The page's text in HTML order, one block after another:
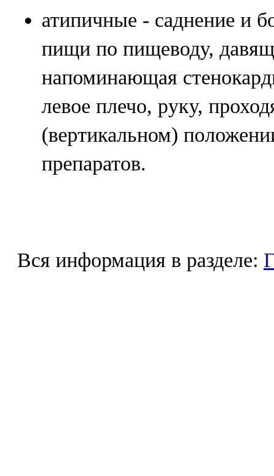
атипичные - саднение и
пищи по пищеводу,
напоминающая
левое плечо, руку,
(вертикальном)
препаратов.
Вся информация в разделе: